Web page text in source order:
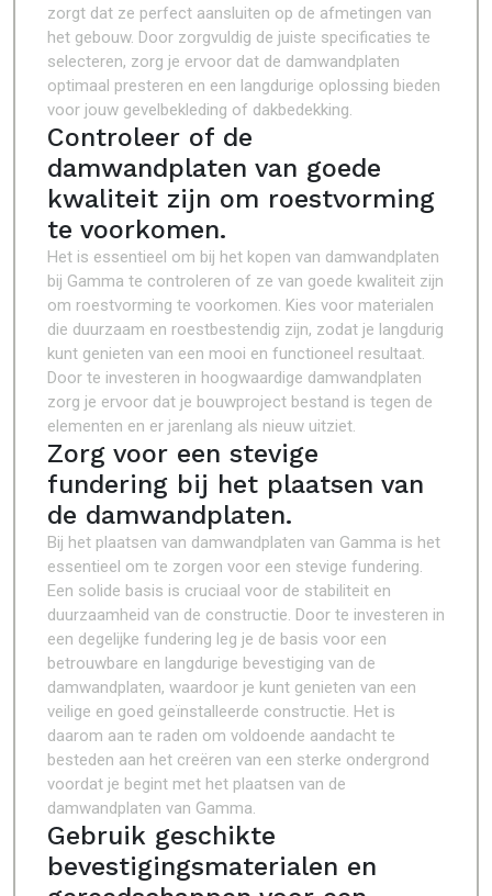
zorgt dat ze perfect aansluiten op de afmetingen van
het gebouw. Door zorgvuldig de juiste specificaties te
selecteren, zorg je ervoor dat de damwandplaten
optimaal presteren en een langdurige oplossing bieden
voor jouw gevelbekleding of dakbedekking.
Controleer of de
damwandplaten van goede
kwaliteit zijn om roestvorming
te voorkomen.
Het is essentieel om bij het kopen van damwandplaten
bij Gamma te controleren of ze van goede kwaliteit zijn
om roestvorming te voorkomen. Kies voor materialen
die duurzaam en roestbestendig zijn, zodat je langdurig
kunt genieten van een mooi en functioneel resultaat.
Door te investeren in hoogwaardige damwandplaten
zorg je ervoor dat je bouwproject bestand is tegen de
elementen en er jarenlang als nieuw uitziet.
Zorg voor een stevige
fundering bij het plaatsen van
de damwandplaten.
Bij het plaatsen van damwandplaten van Gamma is het
essentieel om te zorgen voor een stevige fundering.
Een solide basis is cruciaal voor de stabiliteit en
duurzaamheid van de constructie. Door te investeren in
een degelijke fundering leg je de basis voor een
betrouwbare en langdurige bevestiging van de
damwandplaten, waardoor je kunt genieten van een
veilige en goed geïnstalleerde constructie. Het is
daarom aan te raden om voldoende aandacht te
besteden aan het creëren van een sterke ondergrond
voordat je begint met het plaatsen van de
damwandplaten van Gamma.
Gebruik geschikte
bevestigingsmaterialen en